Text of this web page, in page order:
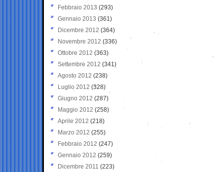
Febbraio 2013 (293)
Gennaio 2013 (361)
Dicembre 2012 (364)
Novembre 2012 (336)
Ottobre 2012 (363)
Settembre 2012 (341)
Agosto 2012 (238)
Luglio 2012 (328)
Giugno 2012 (287)
Maggio 2012 (258)
Aprile 2012 (218)
Marzo 2012 (255)
Febbraio 2012 (247)
Gennaio 2012 (259)
Dicembre 2011 (223)